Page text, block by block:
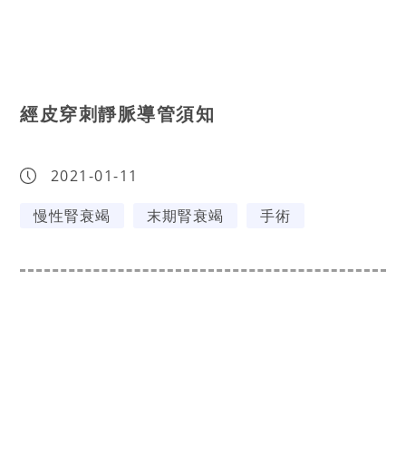
經皮穿刺靜脈導管須知
2021-01-11
慢性腎衰竭
末期腎衰竭 手術